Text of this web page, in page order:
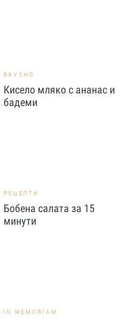
ВКУСНО
Кисело мляко с ананас и
бадеми
РЕЦЕПТИ
Бобена салата за 15
минути
IN MEMORIAM